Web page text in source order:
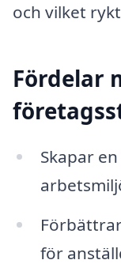
och vilket
Fördelar
Skapar
för